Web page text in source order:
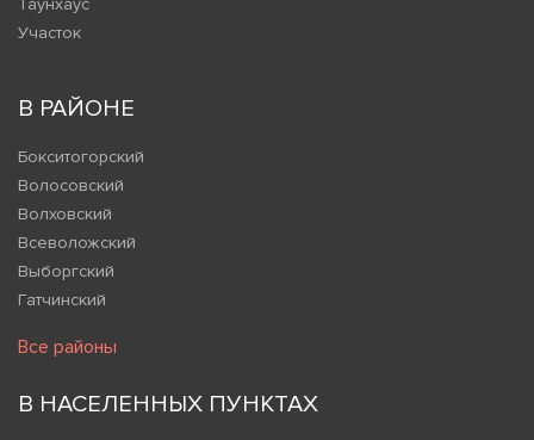
Участок
В РАЙОНЕ
Бокситогорский
Волосовский
Волховский
Всеволожский
Выборгский
Гатчинский
Все районы
В НАСЕЛЕННЫХ ПУНКТАХ